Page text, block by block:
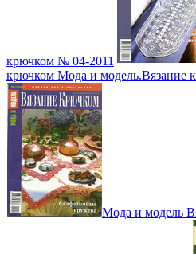
крючком № 04-2011
крючком Мода и модель.Вязание
Мода и модель